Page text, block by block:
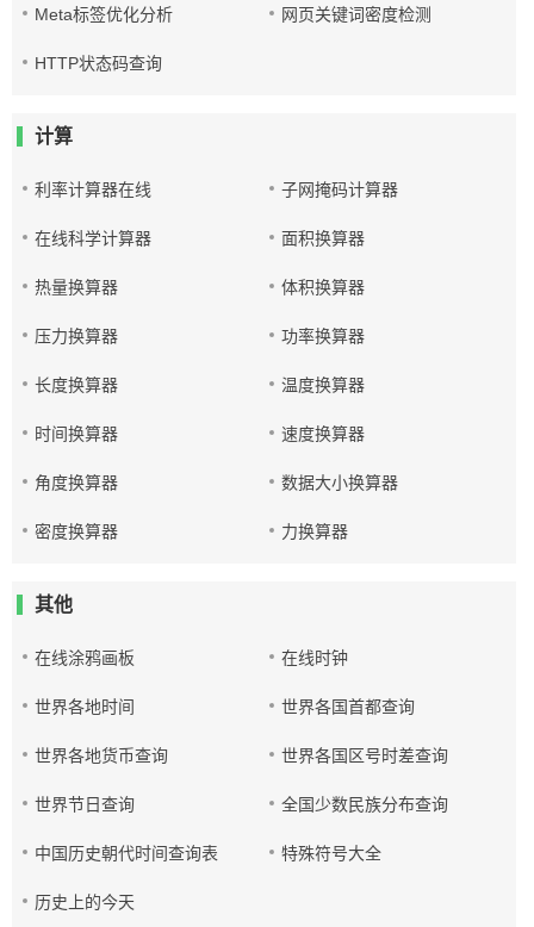
Meta标签优化分析 网页关键词密度检测
HTTP状态码查询
计算
利率计算器在线 子网掩码计算器
在线科学计算器 面积换算器
热量换算器 体积换算器
压力换算器 功率换算器
长度换算器 温度换算器
时间换算器 速度换算器
角度换算器 数据大小换算器
密度换算器 力换算器
其他
在线涂鸦画板 在线时钟
世界各地时间 世界各国首都查询
世界各地货币查询 世界各国区号时差查询
世界节日查询 全国少数民族分布查询
中国历史朝代时间查询表 特殊符号大全
历史上的今天